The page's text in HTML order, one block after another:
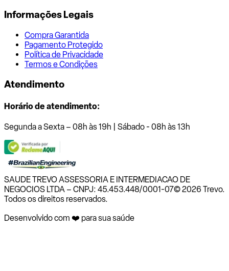
Informações Legais
Compra Garantida
Pagamento Protegido
Política de Privacidade
Termos e Condições
Atendimento
Horário de atendimento:
Segunda a Sexta – 08h às 19h | Sábado - 08h às 13h
SAUDE TREVO ASSESSORIA E INTERMEDIACAO DE
NEGOCIOS LTDA – CNPJ: 45.453.448/0001-07© 2026 Trevo.
Todos os direitos reservados.
Desenvolvido com ❤️ para sua saúde